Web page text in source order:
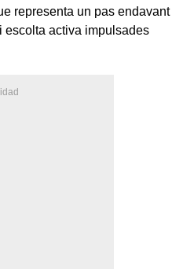
representa un pas endavant
activa impulsades